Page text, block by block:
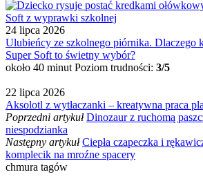
24 lipca 2026
Ulubieńcy ze szkolnego piórnika.
Super Soft to świetny wybór?
około 40 minut Poziom trudności: 3/5
22 lipca 2026
Aksolotl z wytłaczanki – kreatywna praca
Poprzedni artykuł Dinozaur z ruchomą
niespodzianka
Następny artykuł Ciepła czapeczka i
komplecik na mroźne spacery
chmura tagów